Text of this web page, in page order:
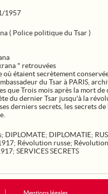
1957
( Police politique du Tsar )
" retrouvées
où étaient secrètement
du Tsar à PARIS,
que Trois mois après la mort de
du dernier Tsar jusqu'à la
derniers secrets, les secrets
; DIPLOMATE; DIPLOMATIE;
; Révolution russe;
; SERVICES SECRETS